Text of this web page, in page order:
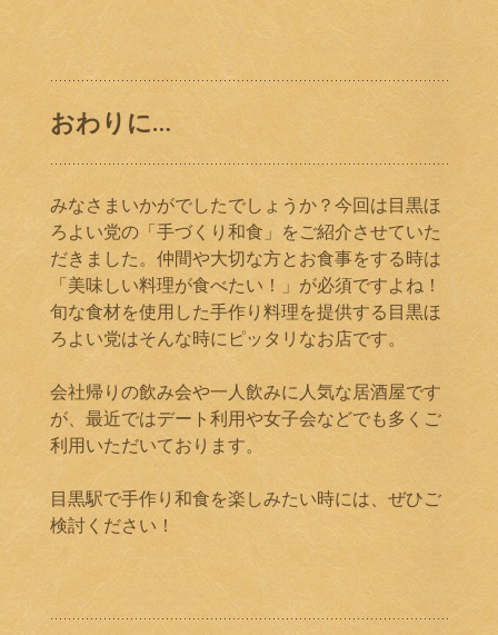
おわりに…
みなさまいかがでしたでしょうか？今回は目黒ほ
ろよい党の「手づくり和食」をご紹介させていた
だきました。仲間や大切な方とお食事をする時は
「美味しい料理が食べたい！」が必須ですよね！
旬な食材を使用した手作り料理を提供する目黒ほ
ろよい党はそんな時にピッタリなお店です。
会社帰りの飲み会や一人飲みに人気な居酒屋です
が、最近ではデート利用や女子会などでも多くご
利用いただいております。
目黒駅で手作り和食を楽しみたい時には、ぜひご
検討ください！